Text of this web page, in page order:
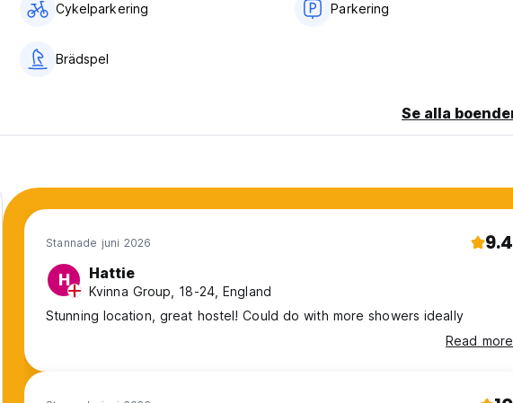
Cykelparkering Parkering
Brädspel
Se alla
Stannade juni 2026 9.4
H Hattie
Kvinna Group, 18-24, England
Stunning location, great hostel! Could do with more showers ideally
Read more